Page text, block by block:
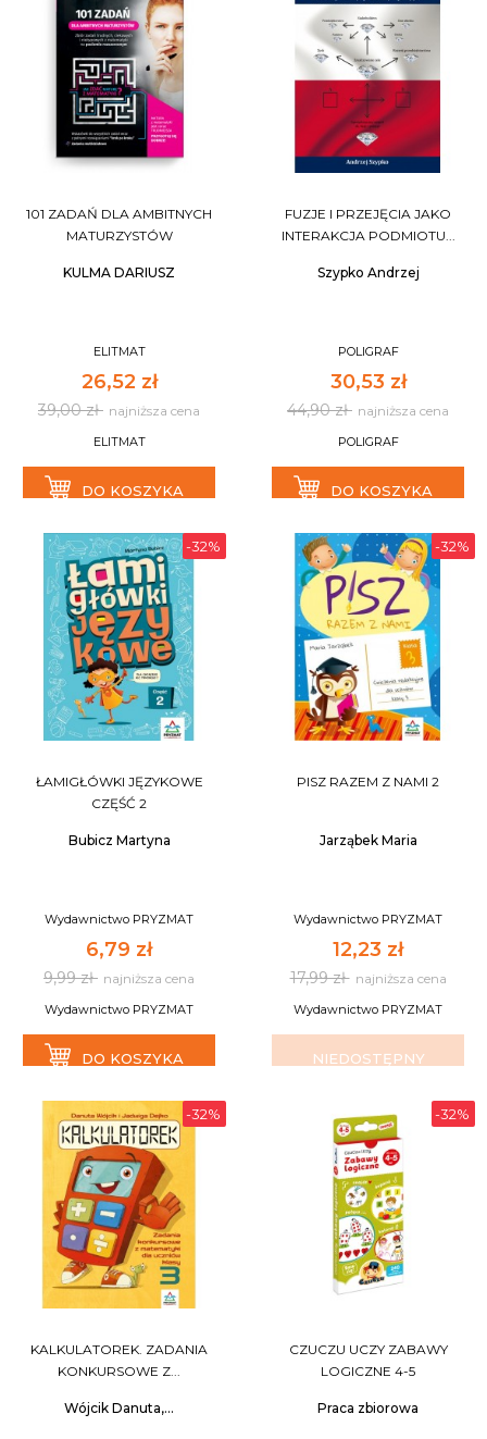
101 ZADAŃ DLA AMBITNYCH
MATURZYSTÓW
KULMA DARIUSZ
ELITMAT
26,52 zł
39,00 zł najniższa cena
ELITMAT
DO KOSZYKA
FUZJE I PRZEJĘCIA JAKO
INTERAKCJA PODMIOTU...
Szypko Andrzej
POLIGRAF
30,53 zł
44,90 zł najniższa cena
POLIGRAF
DO KOSZYKA
-32%
ŁAMIGŁÓWKI JĘZYKOWE
CZĘŚĆ 2
Bubicz Martyna
Wydawnictwo PRYZMAT
6,79 zł
9,99 zł najniższa cena
Wydawnictwo PRYZMAT
DO KOSZYKA
-32%
PISZ RAZEM Z NAMI 2
Jarząbek Maria
Wydawnictwo PRYZMAT
12,23 zł
17,99 zł najniższa cena
Wydawnictwo PRYZMAT
NIEDOSTĘPNY
-32%
KALKULATOREK. ZADANIA
KONKURSOWE Z...
Wójcik Danuta,...
-32%
CZUCZU UCZY ZABAWY
LOGICZNE 4-5
Praca zbiorowa